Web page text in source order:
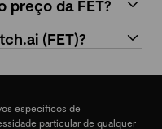
preço da FET?
(FET)?
específicos de
particular de qualquer